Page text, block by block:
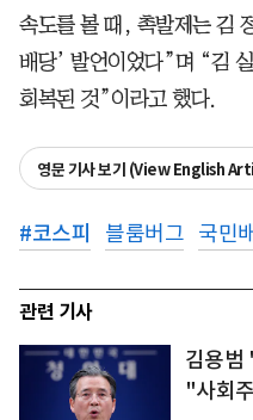
속도를 볼 때, 촉발제는 김
배당’ 발언이었다”며 “김
회복된 것”이라고 했다.
영문 기사 보기 (View English
#코스피 블룸버그 국민
관련 기사
김용범
"사회